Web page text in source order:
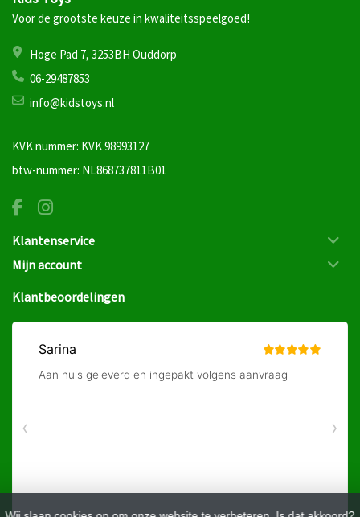
Voor de grootste keuze in kwaliteitsspeelgoed!
Hoge Pad 7, 3253BH Ouddorp
06-29487853
info@kidstoys.nl
KVK nummer: KVK 98993127
btw-nummer: NL868737811B01
Klantenservice
Mijn account
Klantbeoordelingen